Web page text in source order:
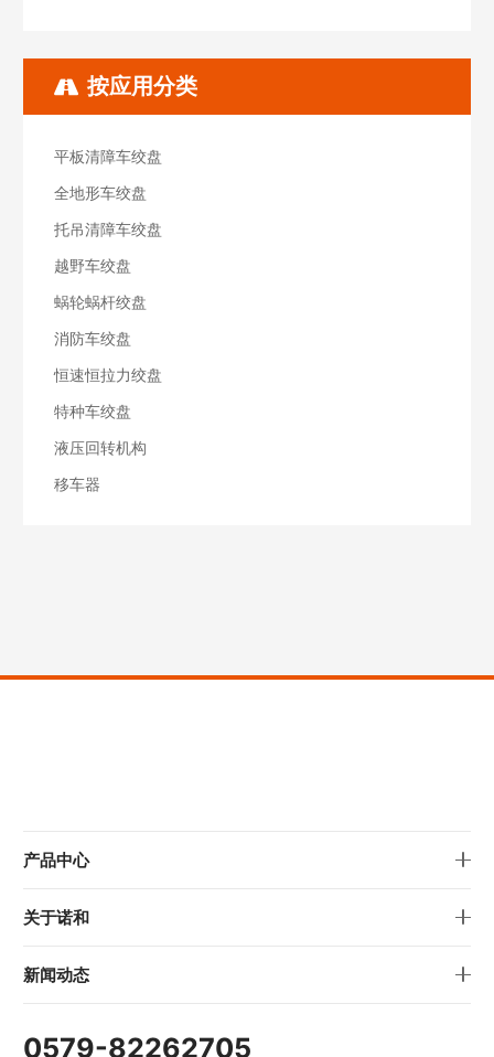
按应用分类
平板清障车绞盘
全地形车绞盘
托吊清障车绞盘
越野车绞盘
蜗轮蜗杆绞盘
消防车绞盘
恒速恒拉力绞盘
特种车绞盘
液压回转机构
移车器
产品中心
关于诺和
新闻动态
0579-82262705